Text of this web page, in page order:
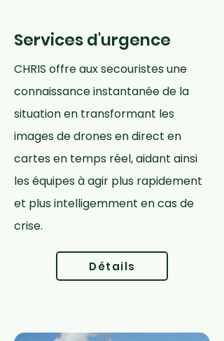
Services d'urgence
CHRIS offre aux secouristes une
connaissance instantanée de la
situation en transformant les
images de drones en direct en
cartes en temps réel, aidant ainsi
les équipes à agir plus rapidement
et plus intelligemment en cas de
crise.
Détails